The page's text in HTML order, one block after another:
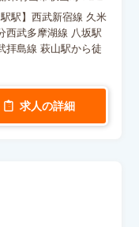
駅駅】西武新宿線 久米
西武多摩湖線 八坂駅
拝島線 萩山駅から徒
求人の詳細